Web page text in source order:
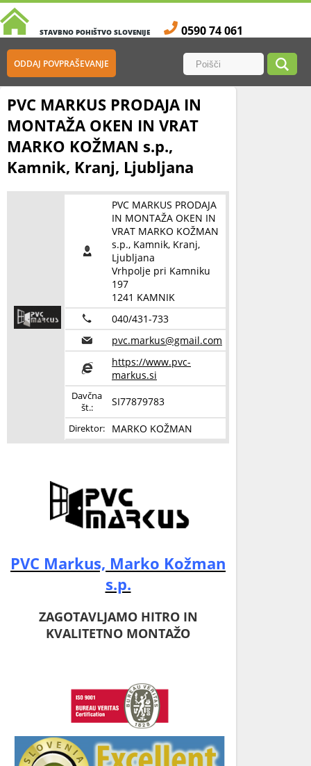
STAVBNO POHIŠTVO SLOVENIJE 0590 74 061
ODDAJ POVPRAŠEVANJE
PVC MARKUS PRODAJA IN
MONTAŽA OKEN IN VRAT
MARKO KOŽMAN s.p.,
Kamnik, Kranj, Ljubljana
PVC MARKUS PRODAJA
IN MONTAŽA OKEN IN
VRAT MARKO KOŽMAN
s.p., Kamnik, Kranj,
Ljubljana
Vrhpolje pri Kamniku
197
1241 KAMNIK
040/431-733
pvc.markus@gmail.com
https://www.pvc-
markus.si
Davčna
št.:
SI77879783
Direktor: MARKO KOŽMAN
PVC Markus, Marko Kožman
s.p.
ZAGOTAVLJAMO HITRO IN
KVALITETNO MONTAŽO